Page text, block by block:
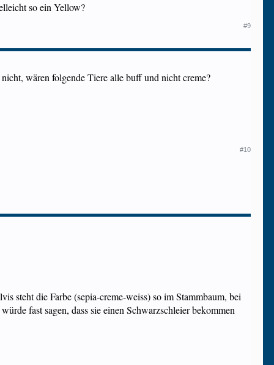
so ein Yellow?
#9
wären folgende Tiere alle buff und nicht creme?
#10
steht die Farbe (sepia-creme-weiss) so im Stammbaum, bei
fast sagen, dass sie einen Schwarzschleier bekommen